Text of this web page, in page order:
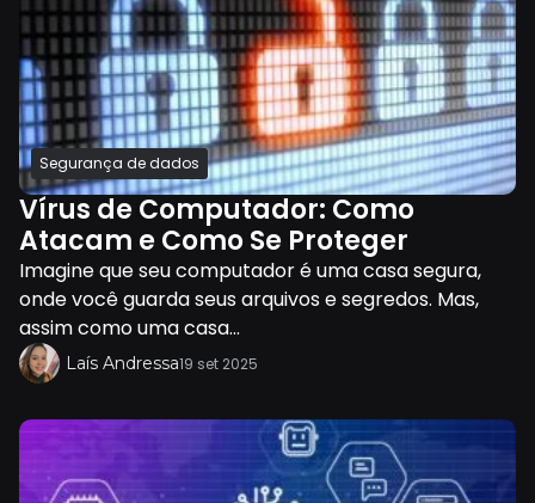
Segurança de dados
Vírus de Computador: Como
Atacam e Como Se Proteger
Imagine que seu computador é uma casa segura,
onde você guarda seus arquivos e segredos. Mas,
assim como uma casa...
Laís Andressa19 set 2025